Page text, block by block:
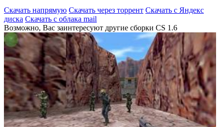
Скачать напрямую Скачать через торрент Скачать с Яндекс
диска Скачать с облака mail
Возможно, Вас заинтересуют другие сборки CS 1.6